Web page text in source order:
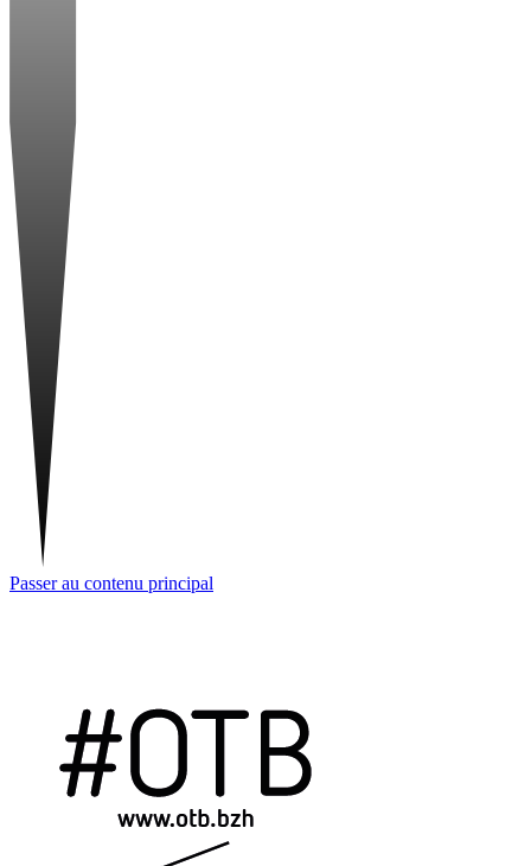
Passer au contenu principal